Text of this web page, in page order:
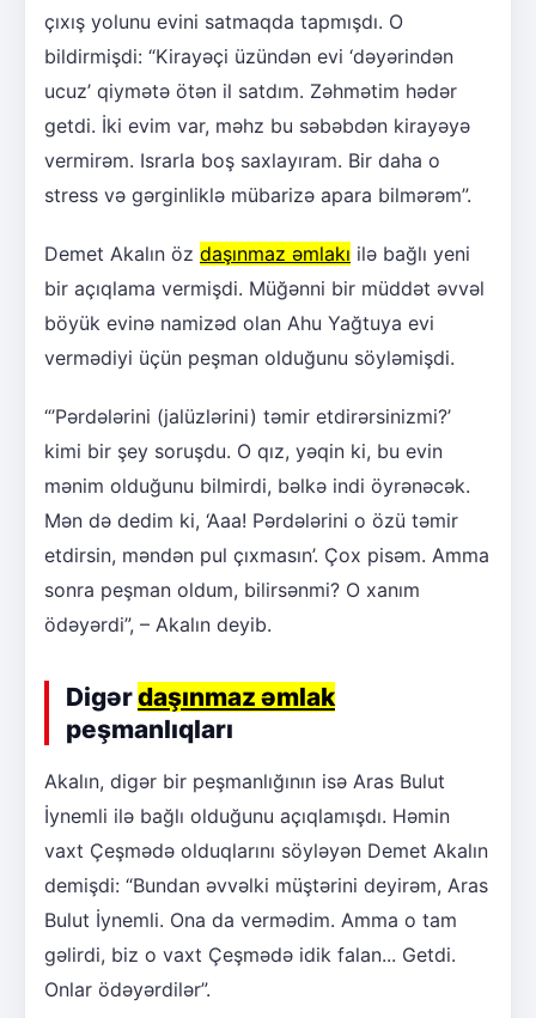
çıxış yolunu evini satmaqda tapmışdı. O
bildirmişdi: “Kirayəçi üzündən evi ‘dəyərindən
ucuz’ qiymətə ötən il satdım. Zəhmətim hədər
getdi. İki evim var, məhz bu səbəbdən kirayəyə
vermirəm. Israrla boş saxlayıram. Bir daha o
stress və gərginliklə mübarizə apara bilmərəm”.
Demet Akalın öz daşınmaz əmlakı ilə bağlı yeni
bir açıqlama vermişdi. Müğənni bir müddət əvvəl
böyük evinə namizəd olan Ahu Yağtuya evi
vermədiyi üçün peşman olduğunu söyləmişdi.
“’Pərdələrini (jalüzlərini) təmir etdirərsinizmi?’
kimi bir şey soruşdu. O qız, yəqin ki, bu evin
mənim olduğunu bilmirdi, bəlkə indi öyrənəcək.
Mən də dedim ki, ‘Aaa! Pərdələrini o özü təmir
etdirsin, məndən pul çıxmasın’. Çox pisəm. Amma
sonra peşman oldum, bilirsənmi? O xanım
ödəyərdi”, – Akalın deyib.
Digərdaşınmaz əmlak
peşmanlıqları
Akalın, digər bir peşmanlığının isə Aras Bulut
İynemli ilə bağlı olduğunu açıqlamışdı. Həmin
vaxt Çeşmədə olduqlarını söyləyən Demet Akalın
demişdi: “Bundan əvvəlki müştərini deyirəm, Aras
Bulut İynemli. Ona da vermədim. Amma o tam
gəlirdi, biz o vaxt Çeşmədə idik falan... Getdi.
Onlar ödəyərdilər”.